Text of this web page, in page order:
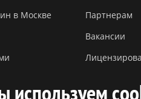
в Москве
Партнерам
Вакансии
используем